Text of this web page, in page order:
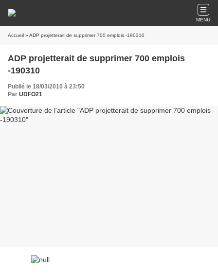
MENU
Accueil » ADP projetterait de supprimer 700 emplois -190310
ADP projetterait de supprimer 700 emplois
-190310
Publié le 18/03/2010 à 23:50
Par UDFO21